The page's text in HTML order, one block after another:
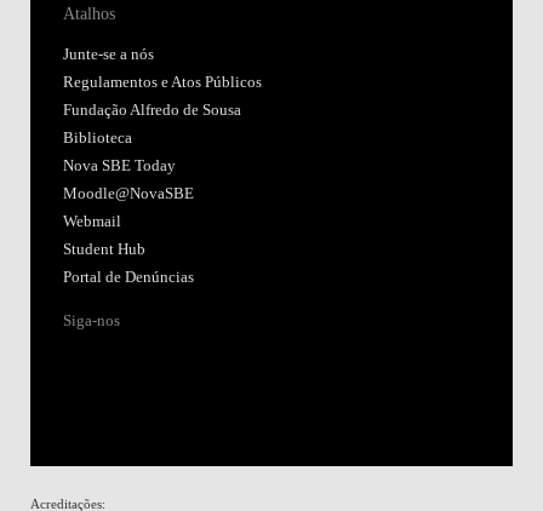
Atalhos
Junte-se a nós
Regulamentos e Atos Públicos
Fundação Alfredo de Sousa
Biblioteca
Nova SBE Today
Moodle@NovaSBE
Webmail
Student Hub
Portal de Denúncias
Siga-nos
Acreditações: